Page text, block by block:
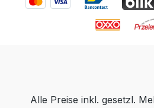
Alle Preise inkl. gesetzl.